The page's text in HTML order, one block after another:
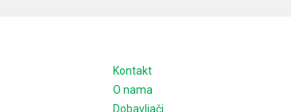
Kontakt
O nama
Dobavljači